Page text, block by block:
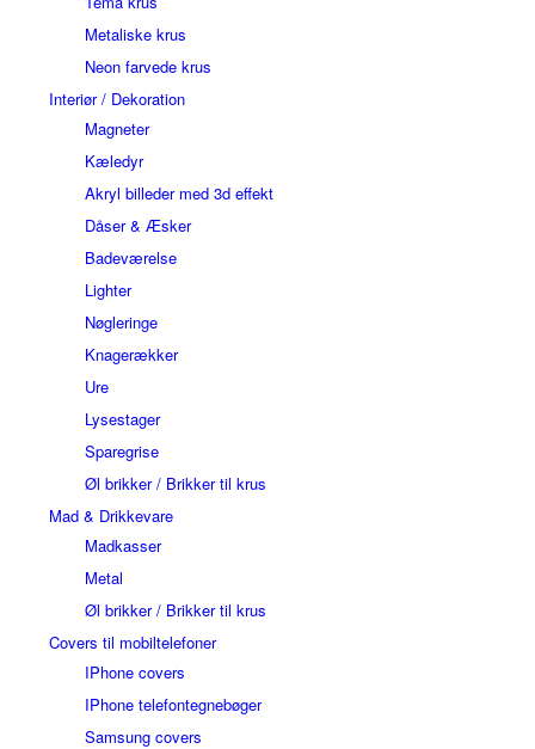
Metaliske krus
Neon farvede krus
Interiør / Dekoration
Magneter
Kæledyr
Akryl billeder med 3d effekt
Dåser & Æsker
Badeværelse
Lighter
Nøgleringe
Knagerækker
Ure
Lysestager
Sparegrise
Øl brikker / Brikker til krus
Mad & Drikkevare
Madkasser
Metal
Øl brikker / Brikker til krus
Covers til mobiltelefoner
IPhone covers
IPhone telefontegnebøger
Samsung covers